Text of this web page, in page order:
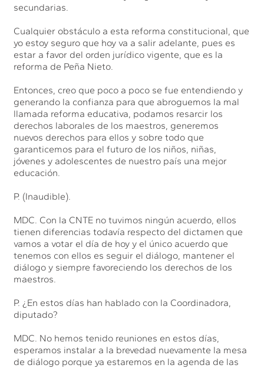
secundarias.
Cualquier obstáculo a esta reforma constitucional, que
yo estoy seguro que hoy va a salir adelante, pues es
estar a favor del orden jurídico vigente, que es la
reforma de Peña Nieto.
Entonces, creo que poco a poco se fue entendiendo y
generando la confianza para que abroguemos la mal
llamada reforma educativa, podamos resarcir los
derechos laborales de los maestros, generemos
nuevos derechos para ellos y sobre todo que
garanticemos para el futuro de los niños, niñas,
jóvenes y adolescentes de nuestro país una mejor
educación.
P. (Inaudible).
MDC. Con la CNTE no tuvimos ningún acuerdo, ellos
tienen diferencias todavía respecto del dictamen que
vamos a votar el día de hoy y el único acuerdo que
tenemos con ellos es seguir el diálogo, mantener el
diálogo y siempre favoreciendo los derechos de los
maestros.
P. ¿En estos días han hablado con la Coordinadora,
diputado?
MDC. No hemos tenido reuniones en estos días,
esperamos instalar a la brevedad nuevamente la mesa
de diálogo porque ya estaremos en la agenda de las